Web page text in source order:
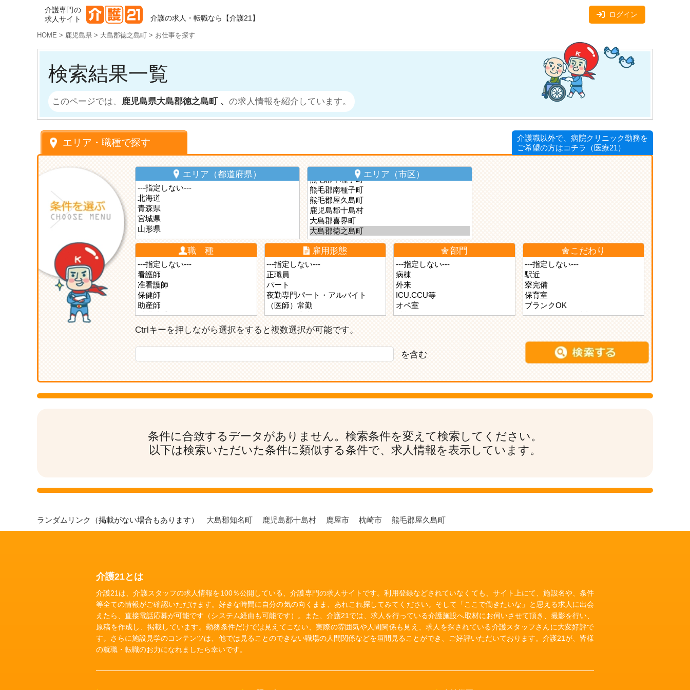
介護専門の
求人サイト
介護の求人・転職なら【介護21】 ログイン
HOME > 鹿児島県 > 大島郡徳之島町 > お仕事を探す
検索結果一覧
このページでは、 鹿児島県大島郡徳之島町 、 の求人情報を紹介しています。
介護職以外で、病院クリニック勤務を
ご希望の方はコチラ（医療21）
エリア・職種で探す
エリア（都道府県） エリア（市区）
職 種 雇用形態 部門 こだわり
Ctrlキーを押しながら選択をすると複数選択が可能です。
を含む
条件に合致するデータがありません。検索条件を変えて検索してください。
以下は検索いただいた条件に類似する条件で、求人情報を表示しています。
ランダムリンク（掲載がない場合もあります） 大島郡知名町 鹿児島郡十島村 鹿屋市 枕崎市 熊毛郡屋久島町
介護21とは
介護21は、介護スタッフの求人情報を100％公開している、介護専門の求人サイトです。利用登録などされていなくても、サイト上にて、施設名や、条件
等全ての情報がご確認いただけます。好きな時間に自分の気の向くまま、あれこれ探してみてください。そして「ここで働きたいな」と思える求人に出会
えたら、直接電話応募が可能です（システム経由も可能です）。また、介護21では、求人を行っている介護施設へ取材にお伺いさせて頂き、撮影を行い、
原稿を作成し、掲載しています。勤務条件だけでは見えてこない、実際の雰囲気や人間関係も見え、求人を探されている介護スタッフさんに大変好評で
す。さらに施設見学のコンテンツは、他では見ることのできない職場の人間関係などを垣間見ることができ、ご好評いただいております。介護21が、皆様
の就職・転職のお力になれましたら幸いです。